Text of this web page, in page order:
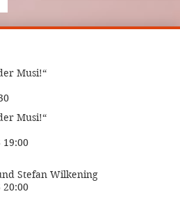
Musi!“
Musi!“
19:00
Stefan Wilkening
20:00